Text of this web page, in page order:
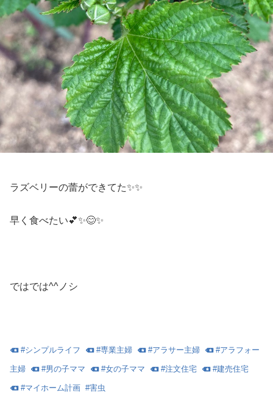
ラズベリーの蕾ができてた✨✨
早く食べたい💕✨😊✨
ではでは^^ノシ
#シンプルライフ #専業主婦 #アラサー主婦 #アラフォー
主婦 #男の子ママ #女の子ママ #注文住宅 #建売住宅
#マイホーム計画 #害虫